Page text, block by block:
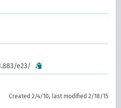
e23/
Created 2/4/10, last modified 2/18/15